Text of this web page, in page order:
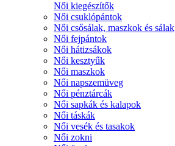
Női kiegészítők
Női csuklópántok
Női csősálak, maszkok és sálak
Női fejpántok
Női hátizsákok
Női kesztyűk
Női maszkok
Női napszemüveg
Női pénztárcák
Női sapkák és kalapok
Női táskák
Női vesék és tasakok
Női zokni